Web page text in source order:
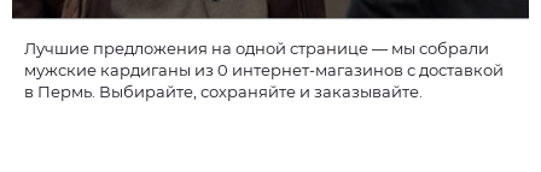
Лучшие предложения на одной странице — мы собрали
мужские кардиганы из 0 интернет-магазинов с доставкой
в Пермь. Выбирайте, сохраняйте и заказывайте.